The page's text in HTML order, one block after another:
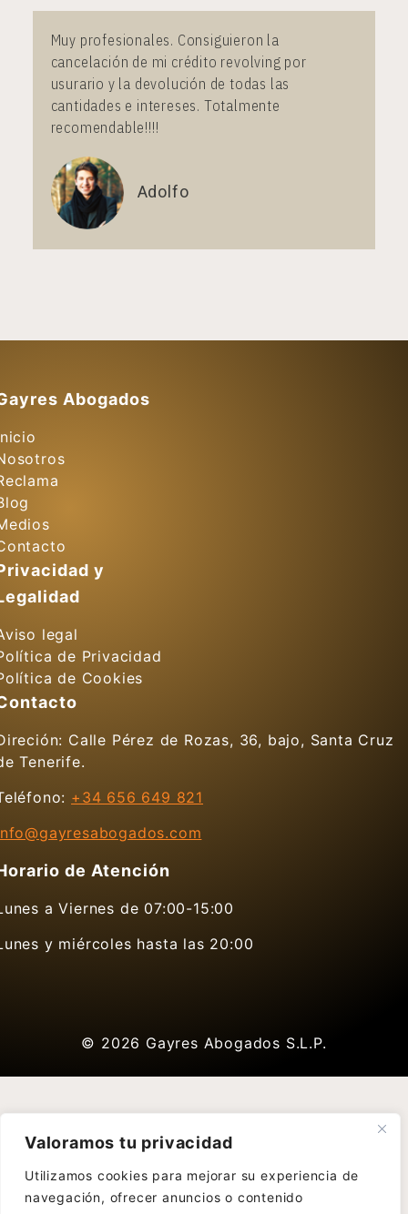
Valoramos tu privacidad
Utilizamos cookies para mejorar su experiencia de
navegación, ofrecer anuncios o contenido
Muy profesionales. Consiguieron la
cancelación de mi crédito revolving por
usurario y la devolución de todas las
cantidades e intereses. Totalmente
recomendable!!!!
Adolfo
Abogados
y
legal
de Privacidad
de Cookies
Calle Pérez de Rozas, 36, bajo, Santa Cruz
Tenerife.
+34 656 649 821
de Atención
a Viernes de 07:00-15:00
y miércoles hasta las 20:00
© 2026 Gayres Abogados S.L.P.